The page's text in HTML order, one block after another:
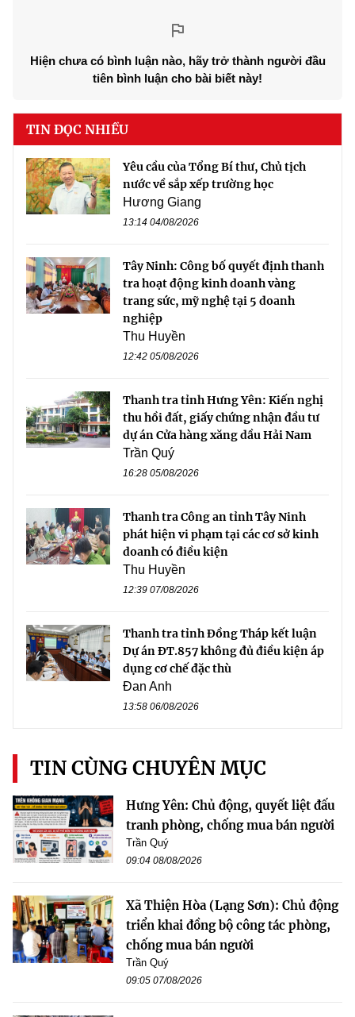
Hiện chưa có bình luận nào, hãy trở thành người đầu
tiên bình luận cho bài biết này!
TIN ĐỌC NHIỀU
Yêu cầu của Tổng Bí thư, Chủ tịch
nước về sắp xếp trường học
Hương Giang
13:14 04/08/2026
Tây Ninh: Công bố quyết định thanh
tra hoạt động kinh doanh vàng
trang sức, mỹ nghệ tại 5 doanh
nghiệp
Thu Huyền
12:42 05/08/2026
Thanh tra tỉnh Hưng Yên: Kiến nghị
thu hồi đất, giấy chứng nhận đầu tư
dự án Cửa hàng xăng dầu Hải Nam
Trần Quý
16:28 05/08/2026
Thanh tra Công an tỉnh Tây Ninh
phát hiện vi phạm tại các cơ sở kinh
doanh có điều kiện
Thu Huyền
12:39 07/08/2026
Thanh tra tỉnh Đồng Tháp kết luận
Dự án ĐT.857 không đủ điều kiện áp
dụng cơ chế đặc thù
Đan Anh
13:58 06/08/2026
TIN CÙNG CHUYÊN MỤC
Hưng Yên: Chủ động, quyết liệt đấu
tranh phòng, chống mua bán người
Trần Quý
09:04 08/08/2026
Xã Thiện Hòa (Lạng Sơn): Chủ động
triển khai đồng bộ công tác phòng,
chống mua bán người
Trần Quý
09:05 07/08/2026